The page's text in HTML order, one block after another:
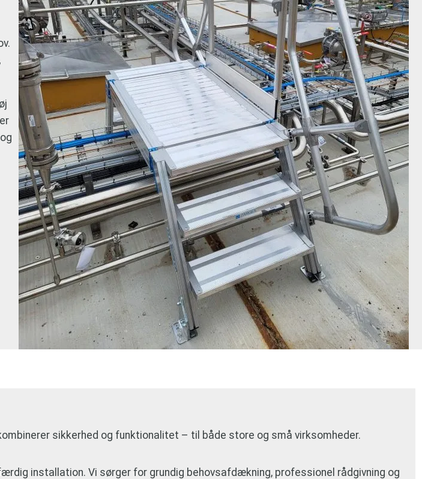
sikkerhed og funktionalitet – til både store og små virksomheder.
installation. Vi sørger for grundig behovsafdækning, professionel rådgivning og